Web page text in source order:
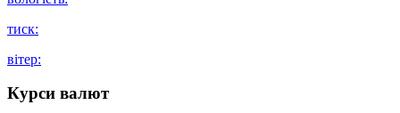
тиск:
вітер:
Курси валют